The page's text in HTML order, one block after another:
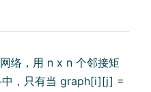
络，用 n x n 个邻接矩
中，只有当 graph[i][j] =